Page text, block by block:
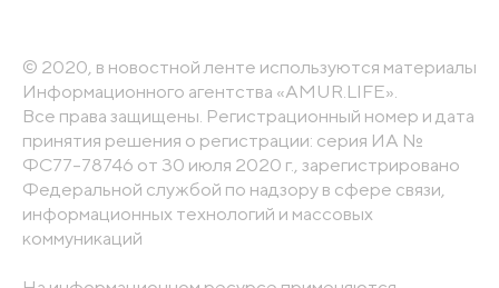
© 2020, в новостной ленте используются материалы
Информационного агентства «AMUR.LIFE».
Все права защищены. Регистрационный номер и дата
принятия решения о регистрации: серия ИА №
ФС77-78746 от 30 июля 2020 г., зарегистрировано
Федеральной службой по надзору в сфере связи,
информационных технологий и массовых
коммуникаций